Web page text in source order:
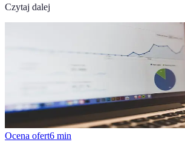
Czytaj dalej
Ocena ofert6 min